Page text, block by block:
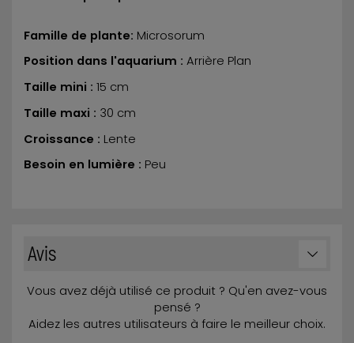
Famille de plante: Microsorum
Position dans l'aquarium : Arrière Plan
Taille mini : 15 cm
Taille maxi : 30 cm
Croissance : Lente
Besoin en lumière : Peu
Avis
Vous avez déjà utilisé ce produit ? Qu'en avez-vous
pensé ?
Aidez les autres utilisateurs à faire le meilleur choix.